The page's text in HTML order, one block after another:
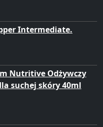
Intermediate.
Nutritive Odżywczy
suchej skóry 40ml